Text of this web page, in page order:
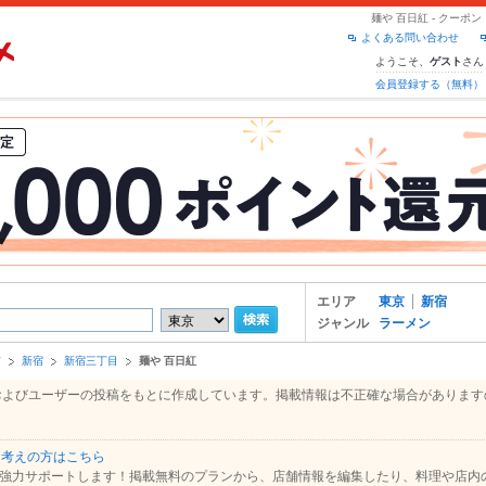
麺や 百日紅 - クーポン
よくある問い合わせ
ようこそ、 ゲスト さん
会員登録する（無料）
エリア 東京
新宿
ジャンル
ラーメン
新宿 新宿三丁目 麺や 百日紅
びユーザーの投稿をもとに作成しています。掲載情報は不正確な場合がありま
えの方はこちら
力サポートします！掲載無料のプランから、店舗情報を編集したり、料理や店